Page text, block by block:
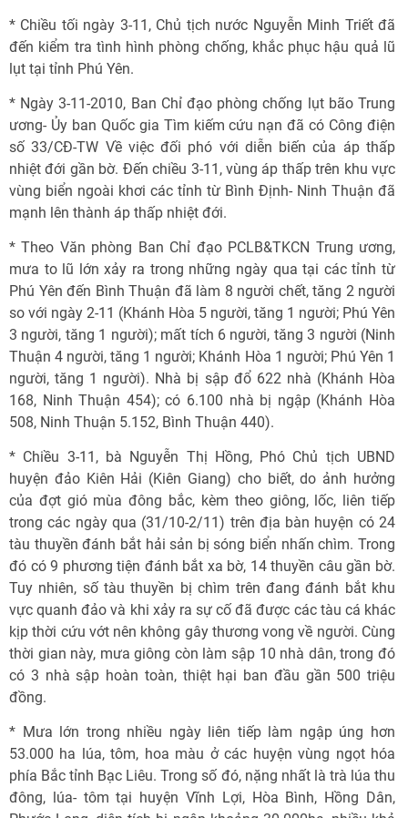
* Chiều tối ngày 3-11, Chủ tịch nước Nguyễn Minh Triết đã
đến kiểm tra tình hình phòng chống, khắc phục hậu quả lũ
lụt tại tỉnh Phú Yên.
* Ngày 3-11-2010, Ban Chỉ đạo phòng chống lụt bão Trung
ương- Ủy ban Quốc gia Tìm kiếm cứu nạn đã có Công điện
số 33/CĐ-TW Về việc đối phó với diễn biến của áp thấp
nhiệt đới gần bờ. Đến chiều 3-11, vùng áp thấp trên khu vực
vùng biển ngoài khơi các tỉnh từ Bình Định- Ninh Thuận đã
mạnh lên thành áp thấp nhiệt đới.
* Theo Văn phòng Ban Chỉ đạo PCLB&TKCN Trung ương,
mưa to lũ lớn xảy ra trong những ngày qua tại các tỉnh từ
Phú Yên đến Bình Thuận đã làm 8 người chết, tăng 2 người
so với ngày 2-11 (Khánh Hòa 5 người, tăng 1 người; Phú Yên
3 người, tăng 1 người); mất tích 6 người, tăng 3 người (Ninh
Thuận 4 người, tăng 1 người; Khánh Hòa 1 người; Phú Yên 1
người, tăng 1 người). Nhà bị sập đổ 622 nhà (Khánh Hòa
168, Ninh Thuận 454); có 6.100 nhà bị ngập (Khánh Hòa
508, Ninh Thuận 5.152, Bình Thuận 440).
* Chiều 3-11, bà Nguyễn Thị Hồng, Phó Chủ tịch UBND
huyện đảo Kiên Hải (Kiên Giang) cho biết, do ảnh hưởng
của đợt gió mùa đông bắc, kèm theo giông, lốc, liên tiếp
trong các ngày qua (31/10-2/11) trên địa bàn huyện có 24
tàu thuyền đánh bắt hải sản bị sóng biển nhấn chìm. Trong
đó có 9 phương tiện đánh bắt xa bờ, 14 thuyền câu gần bờ.
Tuy nhiên, số tàu thuyền bị chìm trên đang đánh bắt khu
vực quanh đảo và khi xảy ra sự cố đã được các tàu cá khác
kịp thời cứu vớt nên không gây thương vong về người. Cùng
thời gian này, mưa giông còn làm sập 10 nhà dân, trong đó
có 3 nhà sập hoàn toàn, thiệt hại ban đầu gần 500 triệu
đồng.
* Mưa lớn trong nhiều ngày liên tiếp làm ngập úng hơn
53.000 ha lúa, tôm, hoa màu ở các huyện vùng ngọt hóa
phía Bắc tỉnh Bạc Liêu. Trong số đó, nặng nhất là trà lúa thu
đông, lúa- tôm tại huyện Vĩnh Lợi, Hòa Bình, Hồng Dân,